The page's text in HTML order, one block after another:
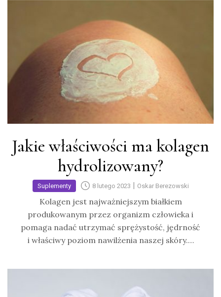
Jakie właściwości ma kolagen
hydrolizowany?
Suplementy 8 lutego 2023 | Oskar Berezowski
Kolagen jest najważniejszym białkiem
produkowanym przez organizm człowieka i
pomaga nadać utrzymać sprężystość, jędrność
i właściwy poziom nawilżenia naszej skóry.…